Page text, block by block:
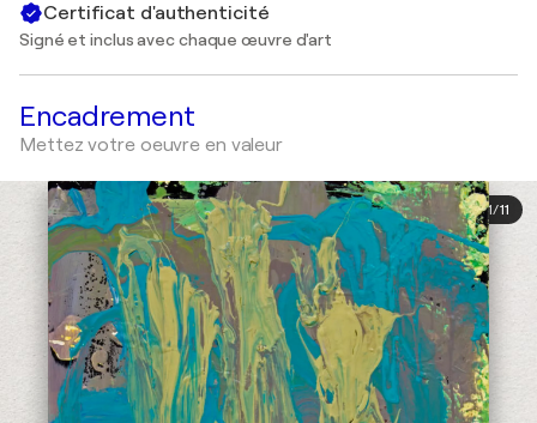
Certificat d'authenticité
Signé et inclus avec chaque œuvre d'art
Encadrement
Mettez votre oeuvre en valeur
1/11